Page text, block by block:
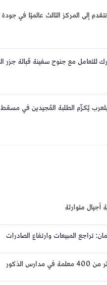
إلى المركز الثالث عالميًا في جودة
مع جنوح سفينة قبالة جزر
يُكرِّم الطلبة المُجيدين في مسقط
أجيال متوارثة
تراجع المبيعات وارتفاع الصادرات
الذكور